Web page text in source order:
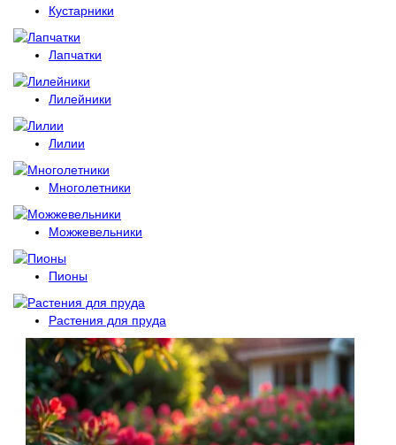
Кустарники
Лапчатки
Лилейники
Лилии
Многолетники
Можжевельники
Пионы
Растения для пруда